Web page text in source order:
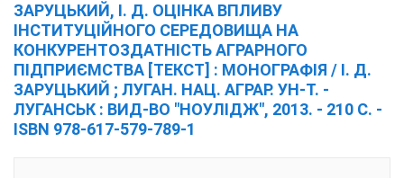
ЗАРУЦЬКИЙ, І. Д. ОЦІНКА ВПЛИВУ
ІНСТИТУЦІЙНОГО СЕРЕДОВИЩА НА
КОНКУРЕНТОЗДАТНІСТЬ АГРАРНОГО
ПІДПРИЄМСТВА [ТЕКСТ] : МОНОГРАФІЯ / І. Д.
ЗАРУЦЬКИЙ ; ЛУГАН. НАЦ. АГРАР. УН-Т. -
ЛУГАНСЬК : ВИД-ВО "НОУЛІДЖ", 2013. - 210 С. -
ISBN 978-617-579-789-1